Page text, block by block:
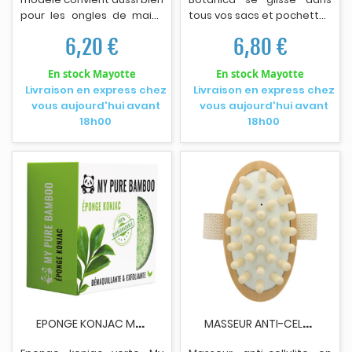
pour les ongles de mains
coupe parfaitement
précise pour des onglets
nets - Bénéficie d'une
forme subtilement
incurvée qui s'adapte à
celle de vos ongles et vous
confère une forme
naturellement arrondie.
Livraison en express chez
vous aujourd'hui avant
18h00
6,20 €
En stock Mayotte
tous vos sacs et pochettes
quotidiennes - Pratique et
ergonomique - Composé
de bois issu de forêts
gérées de façon durable
et raisonnée.
Livraison en express chez
vous aujourd'hui avant
18h00
6,80 €
En stock Mayotte
E
PONGE KONJAC MY PURE BAMBOO VERTE M
ASSEUR ANTI-CELLULITE OMNIA BOTANICA